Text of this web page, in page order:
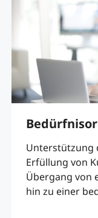
Unterstützung
Erfüllung von
Übergang von
hin zu einer